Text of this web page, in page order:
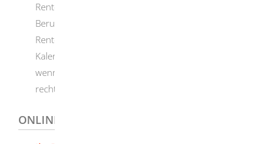
Rente wegen teilweiser Erwerbsminderung bei
Berufsunfähigkeit von Anfang an unbefristet.
Rente beginnt dann frühestens mit dem
Kalendermonat nach Eintritt der Erwerbsminderung,
wenn Sie den Antrag auf Erwerbsminderungsrente
rechtzeitig gestellt haben.
ONLINEANTRAG UND FORMULARE